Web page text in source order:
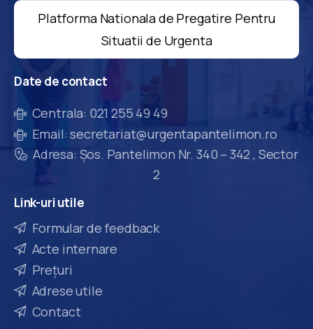
Platforma Nationala de Pregatire Pentru
Situatii de Urgenta
Datede contact
Centrala: 021 255 49 49
Email: secretariat@urgentapantelimon.ro
Adresa: Șos. Pantelimon Nr. 340 – 342 , Sector
2
Link-uriutile
Formular de feedback
Acte internare
Prețuri
Adrese utile
Contact